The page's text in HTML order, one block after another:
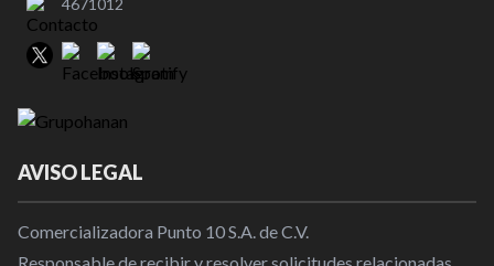
4671012
AVISO LEGAL
Comercializadora Punto 10 S.A. de C.V.